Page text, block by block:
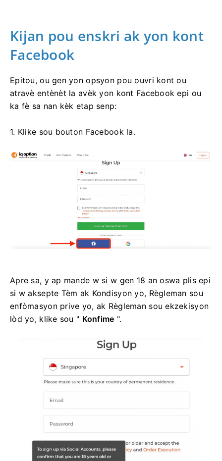
Kijan pou enskri ak yon kont
Facebook
Epitou, ou gen yon opsyon pou ouvri kont ou
atravè entènèt la avèk yon kont Facebook epi ou
ka fè sa nan kèk etap senp:
1. Klike sou bouton Facebook la.
Apre sa, y ap mande w si w gen 18 an oswa plis epi
si w aksepte Tèm ak Kondisyon yo, Règleman sou
enfòmasyon prive yo, ak Règleman sou ekzekisyon
lòd yo, klike sou " Konfime ".